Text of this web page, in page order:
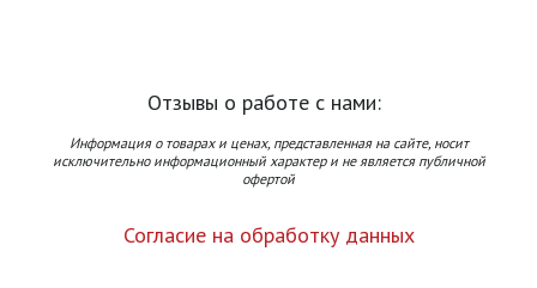
Отзывы о работе с нами:
Информация о товарах и ценах, представленная на сайте, носит
исключительно информационный характер и не является публичной
офертой
Согласие на обработку данных